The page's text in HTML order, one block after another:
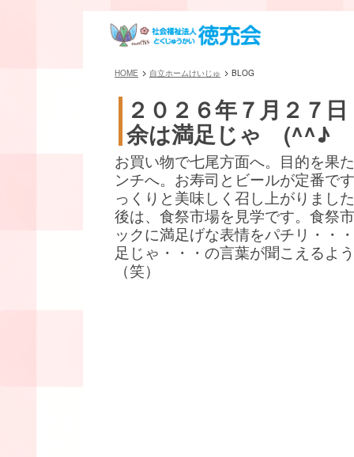
HOME 自立ホームけいじゅ BLOG
２０２６年７月２７日
余は満足じゃ (^^♪
お買い物で七尾方面へ。目的を果
ンチへ。お寿司とビールが定番で
っくりと美味しく召し上がりまし
後は、食祭市場を見学です。食祭
ックに満足げな表情をパチリ・・
足じゃ・・・の言葉が聞こえる
（笑）